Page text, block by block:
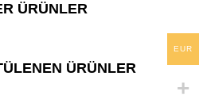
ÜRÜNLER
ÜRÜNLER
EUR